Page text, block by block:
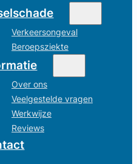
Verkeersongeval
Beroepsziekte
Over ons
Veelgestelde vragen
Werkwijze
Reviews